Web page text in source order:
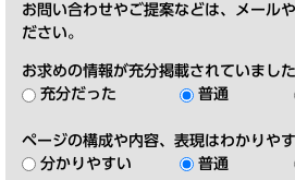
お問い合わせやご提案などは、メール
ださい。
お求めの情報が充分掲載されていまし
充分だった
普通
ページの構成や内容、表現はわかりや
分かりやすい
普通